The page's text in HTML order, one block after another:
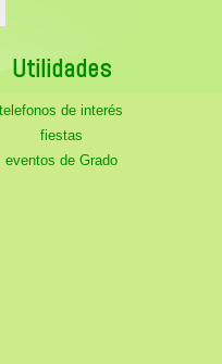
Utilidades
telefonos de interés
fiestas
eventos de Grado